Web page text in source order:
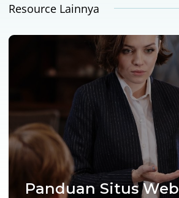
Resource Lainnya
Panduan Situs Web